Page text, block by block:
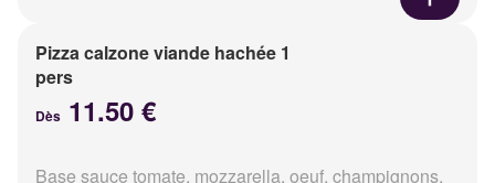
Pizza calzone viande hachée 1
pers
Dès 11.50 €
Base sauce tomate, mozzarella, oeuf, champignons,